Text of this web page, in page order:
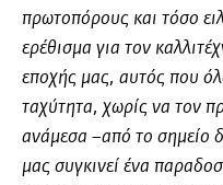
πρωτοπόρους και τόσο
ερέθισμα για τον
εποχής μας, αυτός που
ταχύτητα, χωρίς να τον
ανάμεσα –από το σημείο
μας συγκινεί ένα